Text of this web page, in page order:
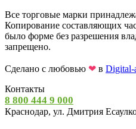
Все торговые марки
Копирование составляющих
было форме без разрешения
запрещено.
Сделано с любовью ❤ в Digital-
Контакты
8 800 444 9 000
Краснодар, ул. Дмитрия